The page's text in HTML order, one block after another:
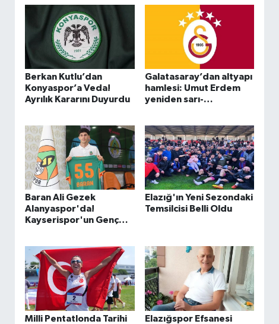
Berkan Kutlu’dan
Konyaspor’a Veda!
Ayrılık Kararını Duyurdu
Galatasaray’dan altyapı
hamlesi: Umut Erdem
yeniden sarı-
Baran Ali Gezek
Alanyaspor'da!
Kayserispor'un Genç
Elazığ'ın Yeni Sezondaki
Temsilcisi Belli Oldu
Milli Pentatlonda Tarihi
Elazığspor Efsanesi